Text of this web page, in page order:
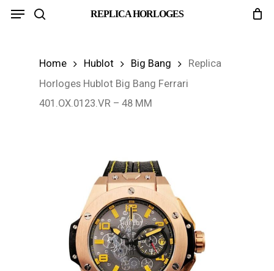
Skip
REPLICA HORLOGES
Menu
Home Hublot Big Bang
Replica
Horloges Hublot Big Bang Ferrari
401.OX.0123.VR – 48 MM